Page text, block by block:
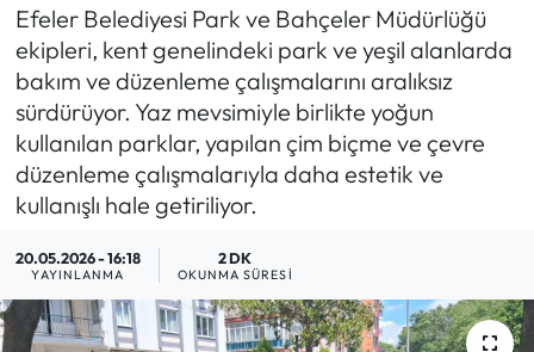
Efeler Belediyesi Park ve Bahçeler Müdürlüğü
ekipleri, kent genelindeki park ve yeşil alanlarda
bakım ve düzenleme çalışmalarını aralıksız
sürdürüyor. Yaz mevsimiyle birlikte yoğun
kullanılan parklar, yapılan çim biçme ve çevre
düzenleme çalışmalarıyla daha estetik ve
kullanışlı hale getiriliyor.
20.05.2026 - 16:18
YAYINLANMA
2 DK
OKUNMA SÜRESI
GÜNCEL
GÜNDEM
MAGAZİN
SAĞLIK
SİYASET
SPOR
Son Dakika Haberleri
Haber Arşivi